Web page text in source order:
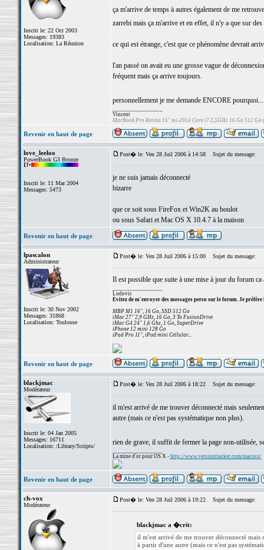
Inscrit le: 22 Oct 2003
Messages: 19383
Localisation: La Réunion
ça m'arrive de temps à autres également de me
zarrebi mais ça m'arrive et en effet, il n'y a que sur
ce qui est étrange, c'est que ce phénomène devrait
l'an passé on avait eu une grosse vague de
fréquent mais ça arrive toujours.
personnellement je me demande ENCORE
Vincent
MacBook Pro Retina 15" mi-2014 Core i7 2,5GHz 16 Go 512 Go
Revenir en haut de page
love_leeloo
PowerBook G3 Bronze
Inscrit le: 11 Mar 2004
Messages: 5473
Post� le: Ven 28 Juil 2006 à 14:58 Sujet du message:
je ne suis jamais déconnecté
bizarre
que ce soit sous FireFox et Win2K au boulot
ou sous Safari et Mac OS X 10.4.7 à la maison
Revenir en haut de page
lpascalon
Administrateur
Inscrit le: 30 Nov 2002
Messages: 31868
Localisation: Toulouse
Post� le: Ven 28 Juil 2006 à 15:00 Sujet du message:
Il est possible que suite à une mise à jour du forum
Ludovic
Evitez de m'envoyer des messages perso sur le forum. Je préfère
MBP M1 16", 16 Go, SSD 512 Go
iMac 27" 2,9 GHz, 16 Go, 3 To FusionDrive
iMac G4 24" 1,6 Ghz, 1 Go, SuperDrive
iPhone 12 mini 128 Go
iPad Pro 11", iPad mini Cellular...
Revenir en haut de page
blackjmac
Modérateur
Inscrit le: 04 Jan 2005
Messages: 16711
Localisation: /Library/Scripts/
Post� le: Ven 28 Juil 2006 à 18:22 Sujet du message:
il m'est arrivé de me trouver déconnecté mais
autre (mais ce n'est pas systématique non plus).
rien de grave, il suffit de fermer la page non-utilisée,
La mine d'or pour OS X - http://www.versiontracker.com/macosx/
Revenir en haut de page
ch-vox
Modérateur
Post� le: Ven 28 Juil 2006 à 19:22 Sujet du message:
blackjmac a �crit:
il m'est arrivé de me trouver déconnecté mais
à partir d'une autre (mais ce n'est pas